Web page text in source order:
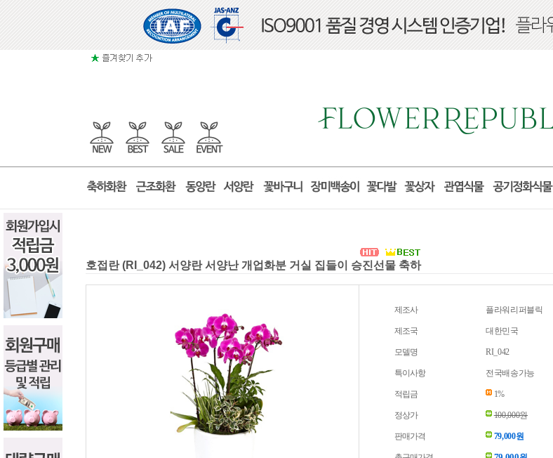
호접란 (RI_042) 서양란 서양난 개업화분 거실 집들이 승진선물 축하
제조사 플라워리퍼블릭
제조국 대한민국
모델명 RI_042
특이사항 전국배송가능
적립금 1%
정상가 100,000원
판매가격 79,000원